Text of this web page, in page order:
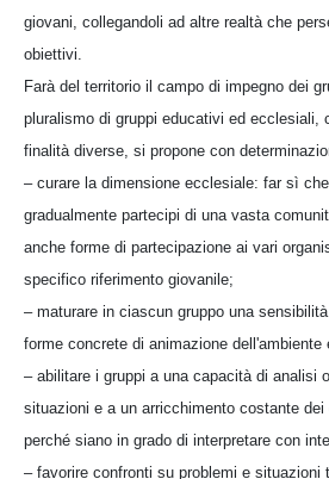
giovani, collegandoli ad altre realtà che
obiettivi.
Farà del territorio il campo di impegno dei
pluralismo di gruppi educativi ed ecclesiali,
finalità diverse, si propone con
– curare la dimensione ecclesiale: far sì
gradualmente partecipi di una vasta
anche forme di partecipazione ai vari
specifico riferimento giovanile;
– maturare in ciascun gruppo una
forme concrete di animazione
– abilitare i gruppi a una capacità di analisi
situazioni e a un arricchimento costante dei
perché siano in grado di interpretare con
– favorire confronti su problemi e situazioni